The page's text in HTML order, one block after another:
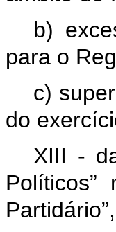
b)
para o
c)
do
XIII -